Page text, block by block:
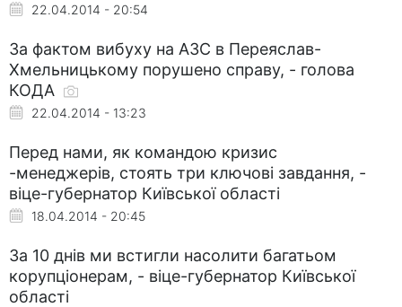
22.04.2014 - 20:54
За фактом вибуху на АЗС в Переяслав-
Хмельницькому порушено справу, - голова
КОДА
22.04.2014 - 13:23
Перед нами, як командою кризис
-менеджерів, стоять три ключові завдання, -
віце-губернатор Київської області
18.04.2014 - 20:45
За 10 днів ми встигли насолити багатьом
корупціонерам, - віце-губернатор Київської
області